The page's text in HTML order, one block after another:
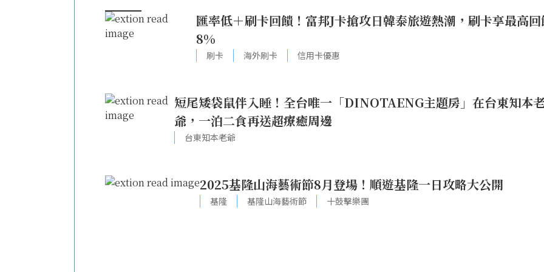
匯率低＋刷卡回饋！富邦J卡搶攻日韓泰旅遊熱潮，刷卡享最高
8%
刷卡 海外刷卡 信用卡優惠
短尾矮袋鼠伴入睡！全台唯一「DINOTAENG主題房」在台東知本
爺，一泊二食再送超療癒周邊
台東知本老爺
2025基隆山海藝術節8月登場！順遊基隆一日攻略大公開
基隆 基隆山海藝術節 十鼓擊樂團